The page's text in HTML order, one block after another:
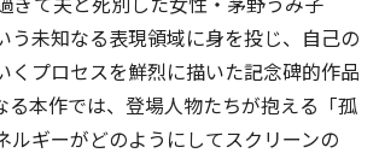
う未知なる表現領域に身を投じ、自己の
くプロセスを鮮烈に描いた記念碑的作品
る本作では、登場人物たちが抱える「孤
ルギーがどのようにしてスクリーンの